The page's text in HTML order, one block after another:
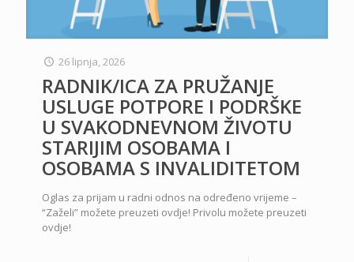
26 lipnja, 2026
RADNIK/ICA ZA PRUŽANJE
USLUGE POTPORE I PODRŠKE
U SVAKODNEVNOM ŽIVOTU
STARIJIM OSOBAMA I
OSOBAMA S INVALIDITETOM
Oglas za prijam u radni odnos na određeno vrijeme –
“Zaželi” možete preuzeti ovdje! Privolu možete preuzeti
ovdje!